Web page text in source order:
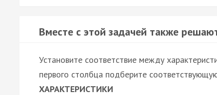
Вместе с этой задачей также
Установите соответствие между
первого столбца подберите
ХАРАКТЕРИСТИКИ